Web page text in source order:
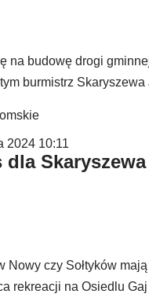
na budowę drogi
burmistrz Skaryszewa
2024 10:11
dla Skaryszewa
Nowy czy Sołtyków
rekreacji na Osiedlu